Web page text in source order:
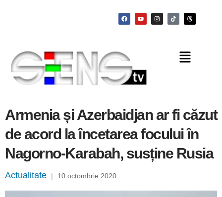
Armenia și Azerbaidjan ar fi căzut
de acord la încetarea focului în
Nagorno-Karabah, susține Rusia
Actualitate | 10 octombrie 2020